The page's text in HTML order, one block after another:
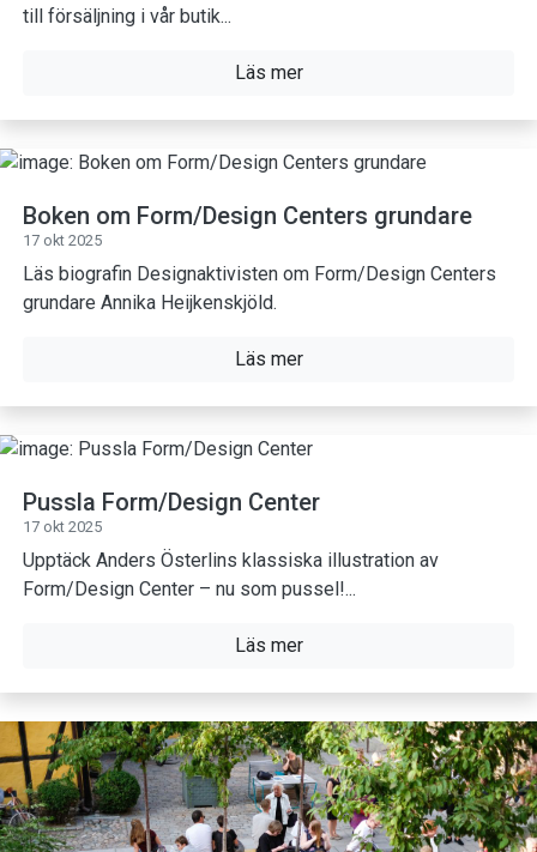
till försäljning i vår butik...
Läs mer
Boken om Form/Design Centers grundare
17 okt 2025
Läs biografin Designaktivisten om Form/Design Centers
grundare Annika Heijkenskjöld.
Läs mer
Pussla Form/Design Center
17 okt 2025
Upptäck Anders Österlins klassiska illustration av
Form/Design Center – nu som pussel!...
Läs mer